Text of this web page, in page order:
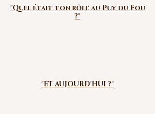
"Quelétait ton rôle au Puy du Fou
?"
"ET AUJOURD'HUI ?"